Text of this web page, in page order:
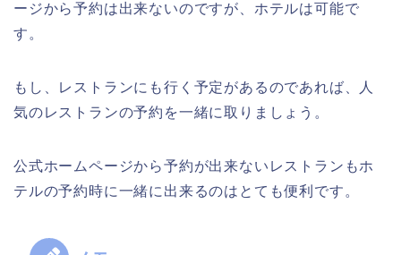
ージから予約は出来ないのですが、ホテルは可能で
す。
もし、レストランにも行く予定があるのであれば、人
気のレストランの予約を一緒に取りましょう。
公式ホームページから予約が出来ないレストランもホ
テルの予約時に一緒に出来るのはとても便利です。